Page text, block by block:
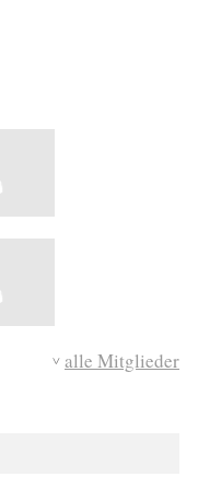
alle Mitglieder